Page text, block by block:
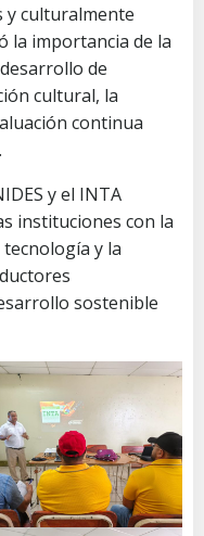
y culturalmente
la importancia de la
de
cultural, la
continua
y el INTA
instituciones con la
y la
sostenible